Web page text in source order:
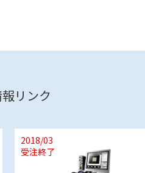
リンク
2018/03
受注終了